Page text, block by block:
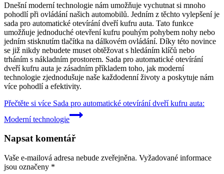
Dnešní moderní technologie nám umožňuje vychutnat si mnoho
pohodlí při ovládání našich automobilů. Jedním z těchto vylepšení je
sada pro automatické otevírání dveří kufru auta. Tato funkce
umožňuje jednoduché otevření kufru pouhým pohybem nohy nebo
jedním stisknutím tlačítka na dálkovém ovládání. Díky této novince
se již nikdy nebudete muset obtěžovat s hledáním klíčů nebo
trháním s nákladním prostorem. Sada pro automatické otevírání
dveří kufru auta je zásadním příkladem toho, jak moderní
technologie zjednodušuje naše každodenní životy a poskytuje nám
více pohodlí a efektivity.
Přečtěte si více Sada pro automatické otevírání dveří kufru auta:
Moderní technologie
Napsat komentář
Vaše e-mailová adresa nebude zveřejněna. Vyžadované informace
jsou označeny *